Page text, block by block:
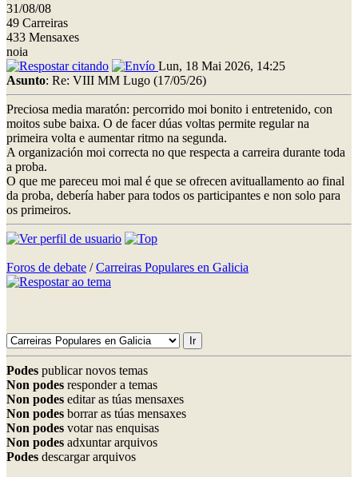
31/08/08
49 Carreiras
433 Mensaxes
noia
Lun, 18 Mai 2026, 14:25
Asunto: Re: VIII MM Lugo (17/05/26)
Preciosa media maratón: percorrido moi bonito i entretenido, con
moitos sube baixa. O de facer dúas voltas permite regular na
primeira volta e aumentar ritmo na segunda.
A organización moi correcta no que respecta a carreira durante toda
a proba.
O que me pareceu moi mal é que se ofrecen avituallamento ao final
da proba, debería haber para todos os participantes e non solo para
os primeiros.
Foros de debate /Carreiras Populares en Galicia
Podes publicar novos temas
Non podes responder a temas
Non podes editar as túas mensaxes
Non podes borrar as túas mensaxes
Non podes votar nas enquisas
Non podes adxuntar arquivos
Podes descargar arquivos